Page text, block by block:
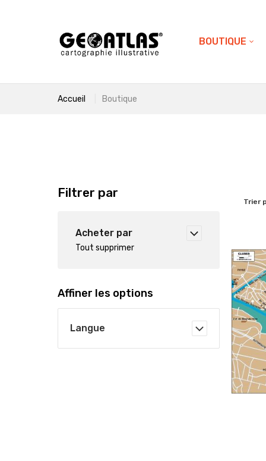
BOUTIQUE
Accueil Boutique
Trier
Filtrer par
Acheter par
Tout supprimer
Affiner les options
Langue